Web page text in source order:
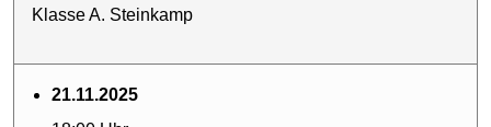
Klasse A. Steinkamp
21.11.2025